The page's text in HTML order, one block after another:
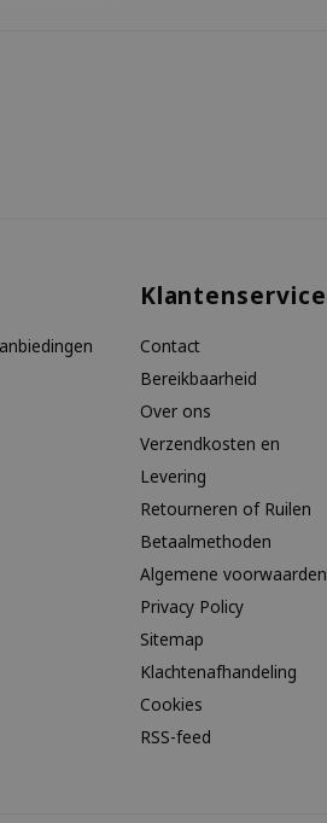
Klantenservice
Contact
Bereikbaarheid
Over ons
Verzendkosten en
Levering
Retourneren of Ruilen
Betaalmethoden
Algemene voorwaarden
Privacy Policy
Sitemap
Klachtenafhandeling
Cookies
RSS-feed